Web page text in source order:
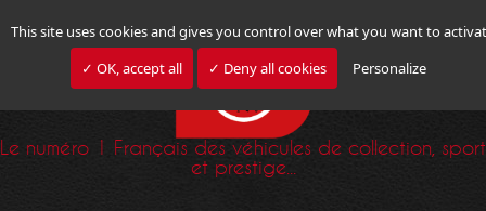
This site uses cookies and gives you control over what you want to
✓ OK, accept all
✓ Deny all cookies Personalize
Le numéro 1 Français des véhicules de collection, sport
et prestige...